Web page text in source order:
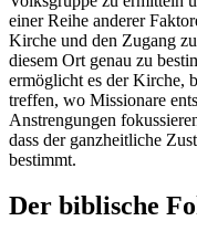
einer Reihe anderer
Kirche und den Zugang
diesem Ort genau zu
ermöglicht es der Kirche,
treffen, wo Missionare
Anstrengungen
dass der ganzheitliche
bestimmt.
Der biblische